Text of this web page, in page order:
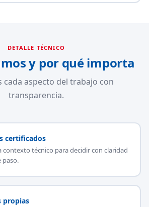
DETALLE TÉCNICO
y por qué importa
cada aspecto del trabajo con
transparencia.
certificados
contexto técnico para decidir con claridad
paso.
propias